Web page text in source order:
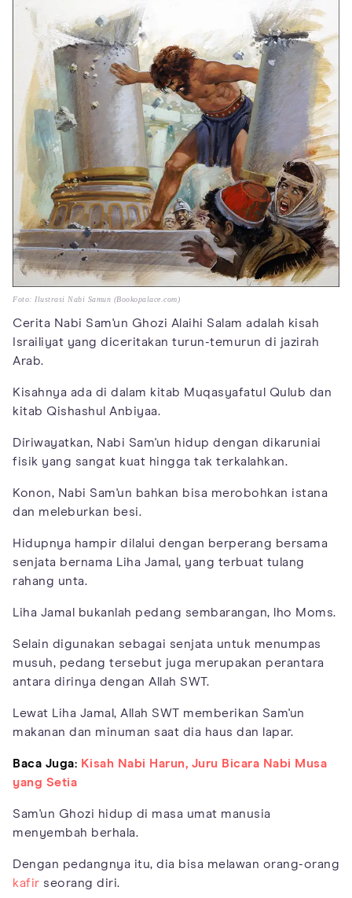
Foto: Ilustrasi Nabi Samun (Bookopalace.com)
Cerita Nabi Sam'un Ghozi Alaihi Salam adalah kisah
Israiliyat yang diceritakan turun-temurun di jazirah
Arab.
Kisahnya ada di dalam kitab Muqasyafatul Qulub dan
kitab Qishashul Anbiyaa.
Diriwayatkan, Nabi Sam'un hidup dengan dikaruniai
fisik yang sangat kuat hingga tak terkalahkan.
Konon, Nabi Sam'un bahkan bisa merobohkan istana
dan meleburkan besi.
Hidupnya hampir dilalui dengan berperang bersama
senjata bernama Liha Jamal, yang terbuat tulang
rahang unta.
Liha Jamal bukanlah pedang sembarangan, lho Moms.
Selain digunakan sebagai senjata untuk menumpas
musuh, pedang tersebut juga merupakan perantara
antara dirinya dengan Allah SWT.
Lewat Liha Jamal, Allah SWT memberikan Sam'un
makanan dan minuman saat dia haus dan lapar.
Baca Juga: Kisah Nabi Harun, Juru Bicara Nabi Musa
yang Setia
Sam'un Ghozi hidup di masa umat manusia
menyembah berhala.
Dengan pedangnya itu, dia bisa melawan orang-orang
kafir seorang diri.